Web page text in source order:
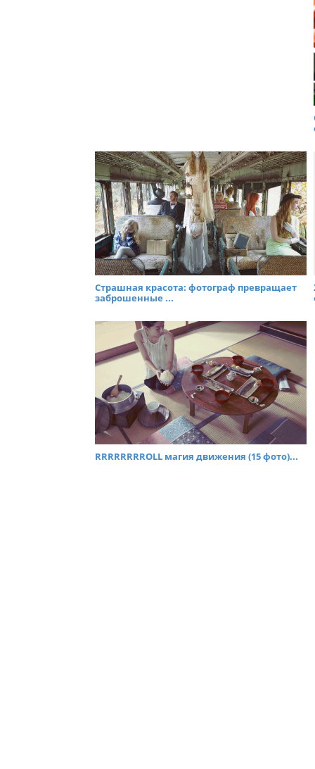
Страшная красота: фотограф превращает
заброшенные ...
RRRRRRRROLL магия движения (15 фото)...